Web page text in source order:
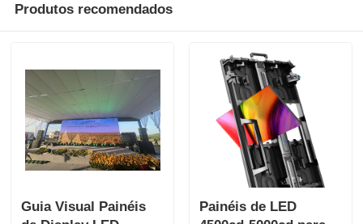
Produtos recomendados
Guia Visual Painéis
Painéis de LED